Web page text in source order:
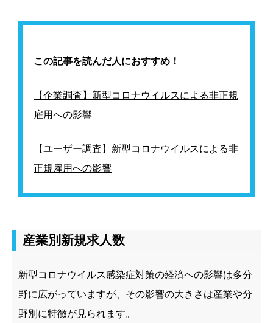
この記事を読んだ人におすすめ！
【企業調査】新型コロナウイルスによる非正規
雇用への影響
【ユーザー調査】新型コロナウイルスによる非
正規雇用への影響
産業別新規求人数
新型コロナウイルス感染症対策の経済への影響は多分
野に広がっていますが、その影響の大きさは産業や分
野別に特徴が見られます。